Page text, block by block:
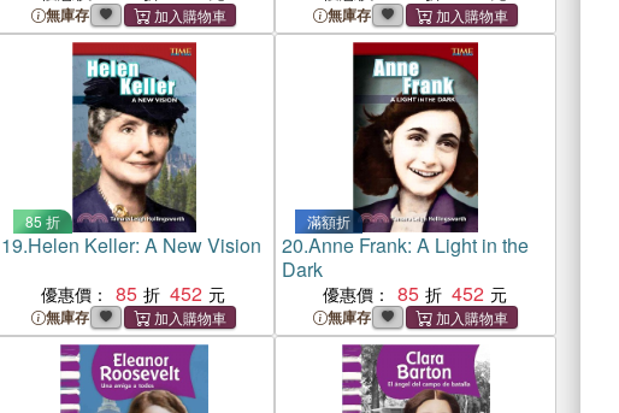
無庫存 無庫存
85 折
19.Helen Keller: A New Vision
優惠價： 85 452
無庫存
滿額折
20.Anne Frank: A Light in the
Dark
優惠價： 85 452
無庫存